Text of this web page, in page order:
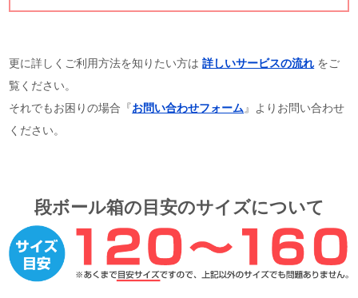
更に詳しくご利用方法を知りたい方は詳しいサービスの流れ をご
覧ください。
それでもお困りの場合『お問い合わせフォーム』よりお問い合わせ
ください。
段ボール箱の目安のサイズについて